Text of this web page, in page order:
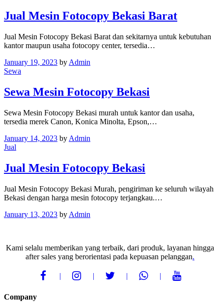
Jual Mesin Fotocopy Bekasi Barat
Jual Mesin Fotocopy Bekasi Barat dan sekitarnya untuk kebutuhan
kantor maupun usaha fotocopy center, tersedia…
January 19, 2023 by Admin
Sewa
Sewa Mesin Fotocopy Bekasi
Sewa Mesin Fotocopy Bekasi murah untuk kantor dan usaha,
tersedia merek Canon, Konica Minolta, Epson,…
January 14, 2023 by Admin
Jual
Jual Mesin Fotocopy Bekasi
Jual Mesin Fotocopy Bekasi Murah, pengiriman ke seluruh wilayah
Bekasi dengan harga mesin fotocopy terjangkau.…
January 13, 2023 by Admin
Kami selalu memberikan yang terbaik, dari produk, layanan hingga
after sales yang berorientasi pada kepuasan pelanggan.
Company